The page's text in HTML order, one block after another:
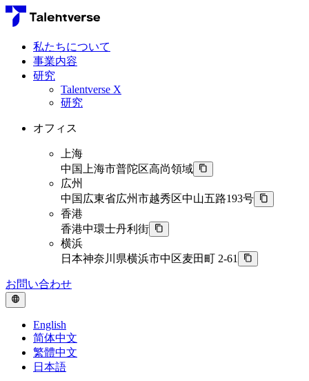
私たちについて
事業内容
研究
Talentverse X
研究
オフィス
上海
中国上海市普陀区高尚領域
広州
中国広東省広州市越秀区中山五路193号
香港
香港中環士丹利街
横浜
日本神奈川県横浜市中区麦田町 2-61
お問い合わせ
English
简体中文
繁體中文
日本語